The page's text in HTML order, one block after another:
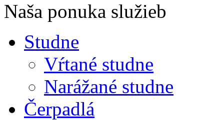
Naša ponuka služieb
Studne
Vŕtané studne
Narážané studne
Čerpadlá